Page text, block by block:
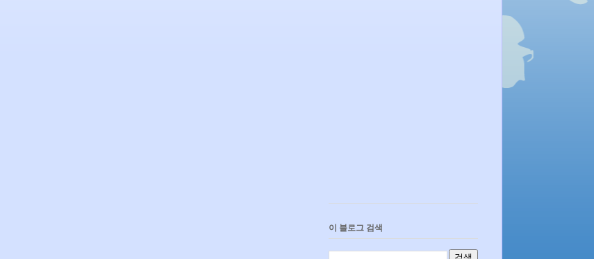
이 블로그 검색